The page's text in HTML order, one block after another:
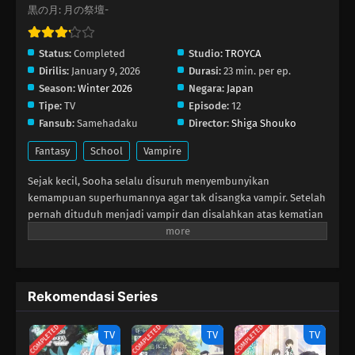
黒の月: 月の祭壇-
Status: Completed Studio: TROYCA
Dirilis: January 9, 2026 Durasi: 23 min. per ep.
Season: Winter 2026 Negara: Japan
Tipe: TV Episode: 12
Fansub: Samehadaku Director: Shiga Shouko
Fantasy School Vampire
Sejak kecil, Sooha selalu disuruh menyembunyikan
kemampuan superhumannya agar tak disangka vampir. Setelah
pernah dituduh menjadi vampir dan disalahkan atas kematian
sahabat masa kecilnya, ia mendaftar ke Decelis Academy—
menawarkan persahabatan meski sudah mengetahui
rahasianya. Heli memperkenalkan Sooha kepada teman-
temannya—Jaan, Jino, Shion, Jakah, Noa, dan Solon—yang
masing‑masing memiliki kekuatan unik. Namun ikatan mereka
Rekomendasi Series
COMPLETED TV COMPLETED TV COMPLETED TV